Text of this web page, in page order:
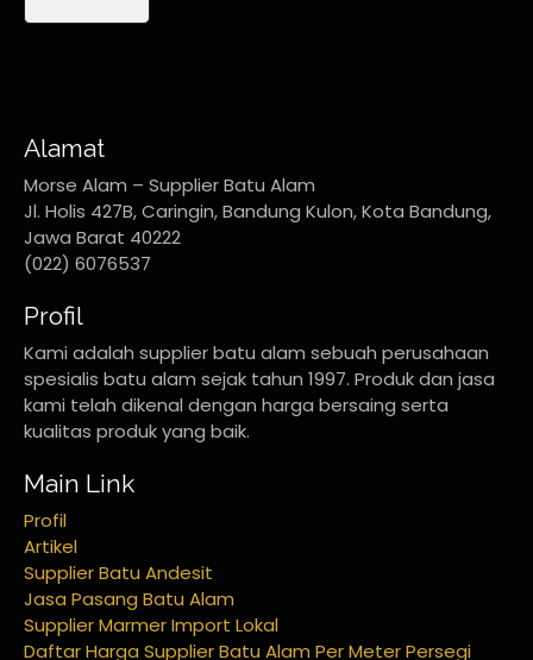
Alamat
Morse Alam – Supplier Batu Alam
Jl. Holis 427B, Caringin, Bandung Kulon, Kota Bandung,
Jawa Barat 40222
(022) 6076537
Profil
Kami adalah supplier batu alam sebuah perusahaan
spesialis batu alam sejak tahun 1997. Produk dan jasa
kami telah dikenal dengan harga bersaing serta
kualitas produk yang baik.
Main Link
Profil
Artikel
Supplier Batu Andesit
Jasa Pasang Batu Alam
Supplier Marmer Import Lokal
Daftar Harga Supplier Batu Alam Per Meter Persegi